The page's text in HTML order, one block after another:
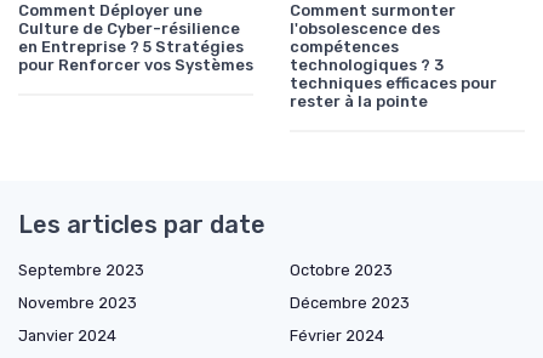
Comment Déployer une
Culture de Cyber-résilience
en Entreprise ? 5 Stratégies
pour Renforcer vos Systèmes
Comment surmonter
l'obsolescence des
compétences
technologiques ? 3
techniques efficaces pour
rester à la pointe
Les articles par date
Septembre 2023
Octobre 2023
Novembre 2023
Décembre 2023
Janvier 2024
Février 2024